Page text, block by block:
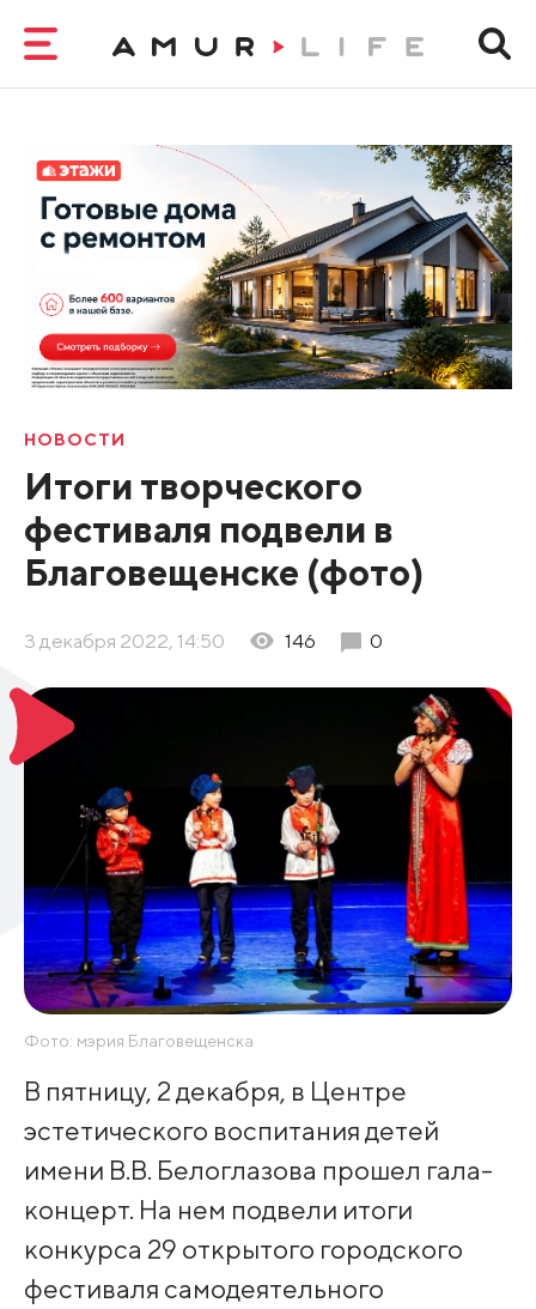
НОВОСТИ
Итоги творческого
фестиваля подвели в
Благовещенске (фото)
3 декабря 2022, 14:50 146 0
Фото: мэрия Благовещенска
В пятницу, 2 декабря, в Центре
эстетического воспитания детей
имени В.В. Белоглазова прошел гала-
концерт. На нем подвели итоги
конкурса 29 открытого городского
фестиваля самодеятельного